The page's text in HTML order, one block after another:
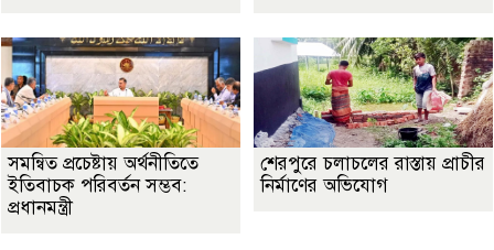
সমন্বিত প্রচেষ্টায় অর্থনীতিতে
ইতিবাচক পরিবর্তন সম্ভব:
প্রধানমন্ত্রী
শেরপুরে চলাচলের রাস্তায় প্রাচীর
নির্মাণের অভিযোগ